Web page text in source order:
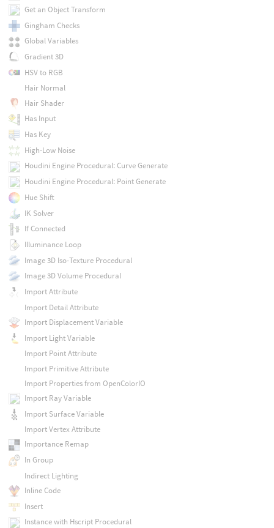
Get an Object Transform
Gingham Checks
Global Variables
Gradient 3D
HSV to RGB
Hair Normal
Hair Shader
Has Input
Has Key
High-Low Noise
Houdini Engine Procedural: Curve Generate
Houdini Engine Procedural: Point Generate
Hue Shift
IK Solver
If Connected
Illuminance Loop
Image 3D Iso-Texture Procedural
Image 3D Volume Procedural
Import Attribute
Import Detail Attribute
Import Displacement Variable
Import Light Variable
Import Point Attribute
Import Primitive Attribute
Import Properties from OpenColorIO
Import Ray Variable
Import Surface Variable
Import Vertex Attribute
Importance Remap
In Group
Indirect Lighting
Inline Code
Insert
Instance with Hscript Procedural